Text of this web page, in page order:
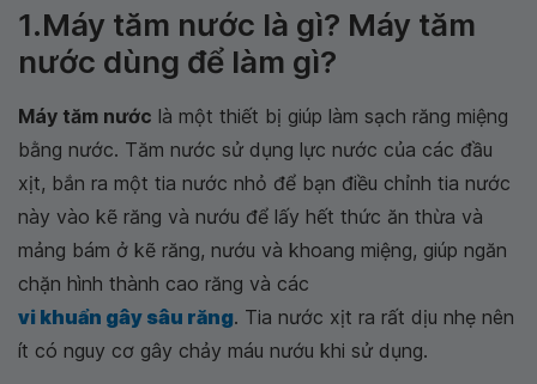
1.Máy tăm nước là gì? Máy tăm
nước dùng để làm gì?
Máy tăm nước là một thiết bị giúp làm sạch răng miệng
bằng nước. Tăm nước sử dụng lực nước của các đầu
xịt, bắn ra một tia nước nhỏ để bạn điều chỉnh tia nước
này vào kẽ răng và nướu để lấy hết thức ăn thừa và
mảng bám ở kẽ răng, nướu và khoang miệng, giúp ngăn
chặn hình thành cao răng và các
vi khuẩn gây sâu răng. Tia nước xịt ra rất dịu nhẹ nên
ít có nguy cơ gây chảy máu nướu khi sử dụng.